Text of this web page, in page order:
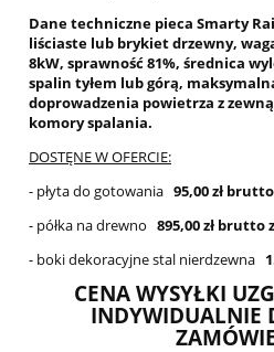
Dane techniczne pieca Smarty
liściaste lub brykiet drzewny,
8kW, sprawność 81%, średnica
spalin tyłem lub górą,
doprowadzenia powietrza z
komory spalania.
DOSTĘNE W OFERCIE:
- płyta do gotowania 95,00 zł
- półka na drewno 895,00 zł brutto
- boki dekoracyjne stal nierdzewna
CENA WYSYŁKI
INDYWIDUALNIE